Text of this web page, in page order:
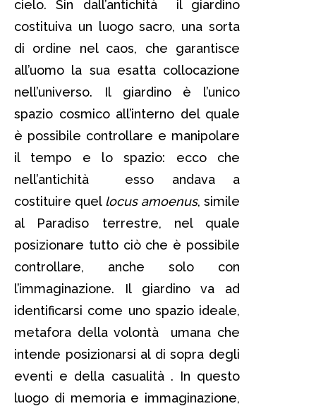
cielo. Sin dall’antichità il giardino
costituiva un luogo sacro, una sorta
di ordine nel caos, che garantisce
all’uomo la sua esatta collocazione
nell’universo. Il giardino è l’unico
spazio cosmico all’interno del quale
è possibile controllare e manipolare
il tempo e lo spazio: ecco che
nell’antichità esso andava a
costituire quel locus amoenus, simile
al Paradiso terrestre, nel quale
posizionare tutto ciò che è possibile
controllare, anche solo con
l’immaginazione. Il giardino va ad
identificarsi come uno spazio ideale,
metafora della volontà umana che
intende posizionarsi al di sopra degli
eventi e della casualità . In questo
luogo di memoria e immaginazione,